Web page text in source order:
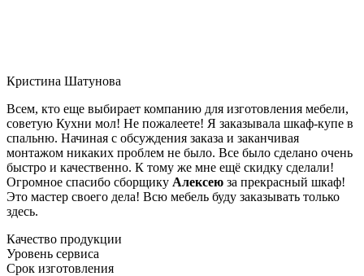
Кристина Шатунова
Всем, кто еще выбирает компанию для изготовления мебели,
советую Кухни мол! Не пожалеете! Я заказывала шкаф-купе в
спальню. Начиная с обсуждения заказа и заканчивая
монтажом никаких проблем не было. Все было сделано очень
быстро и качественно. К тому же мне ещё скидку сделали!
Огромное спасибо сборщику Алексею за прекрасный шкаф!
Это мастер своего дела! Всю мебель буду заказывать только
здесь.
Качество продукции
Уровень сервиса
Срок изготовления